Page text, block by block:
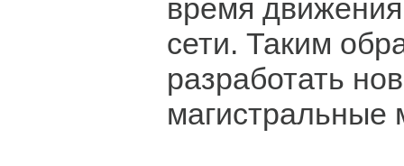
время движения
сети. Таким
разработать